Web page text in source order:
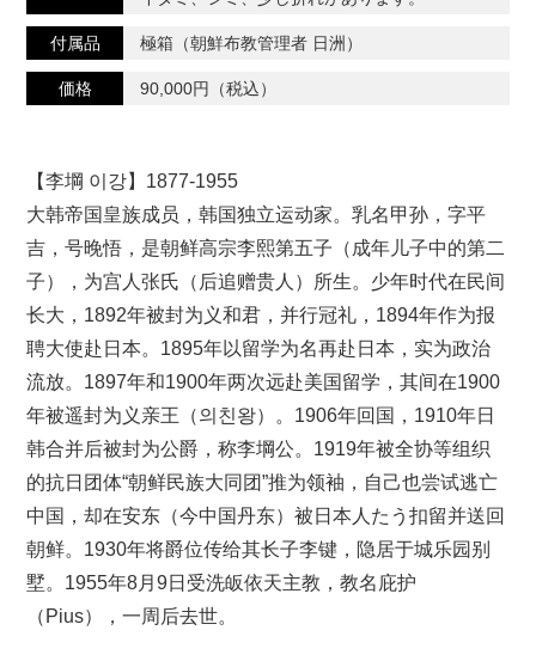
付属品 極箱（朝鮮布教管理者 日洲）
価格 90,000円（税込）
【李堈 이강】1877-1955
大韩帝国皇族成员，韩国独立运动家。乳名甲孙，字平
吉，号晚悟，是朝鲜高宗李熙第五子（成年儿子中的第二
子），为宫人张氏（后追赠贵人）所生。少年时代在民间
长大，1892年被封为义和君，并行冠礼，1894年作为报
聘大使赴日本。1895年以留学为名再赴日本，实为政治
流放。1897年和1900年两次远赴美国留学，其间在1900
年被遥封为义亲王（의친왕）。1906年回国，1910年日
韩合并后被封为公爵，称李堈公。1919年被全协等组织
的抗日团体“朝鲜民族大同团”推为领袖，自己也尝试逃亡
中国，却在安东（今中国丹东）被日本人たう扣留并送回
朝鲜。1930年将爵位传给其长子李键，隐居于城乐园别
墅。1955年8月9日受洗皈依天主教，教名庇护
（Pius），一周后去世。